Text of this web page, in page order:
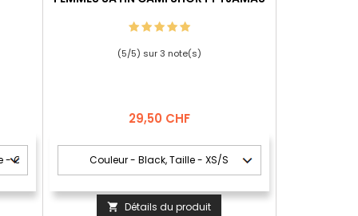
(5/5) sur3 note(s)
Prix
29,50 CHF
 Détails du produit